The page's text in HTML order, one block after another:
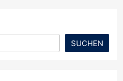
SUCHEN